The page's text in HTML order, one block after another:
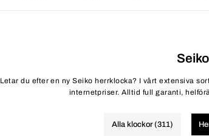
Letar du efter en ny Seiko herrklocka? I vårt extensiva
internetpriser. Alltid full garanti,
Alla klockor (311)